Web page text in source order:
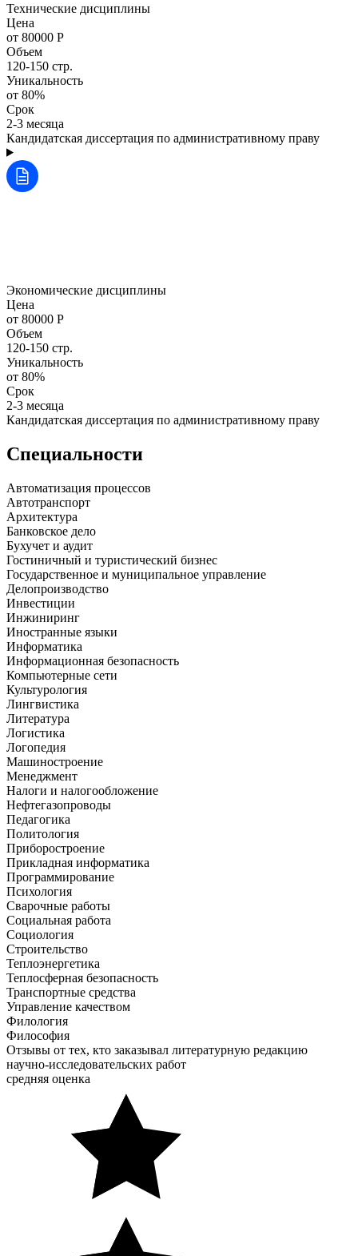
Технические дисциплины
Цена
от 80000 Р
Объем
120-150 стр.
Уникальность
от 80%
Срок
2-3 месяца
Кандидатская диссертация по административному праву
Экономические дисциплины
Цена
от 80000 Р
Объем
120-150 стр.
Уникальность
от 80%
Срок
2-3 месяца
Кандидатская диссертация по административному праву
Специальности
Автоматизация процессов
Автотранспорт
Архитектура
Банковское дело
Бухучет и аудит
Гостиничный и туристический бизнес
Государственное и муниципальное управление
Делопроизводство
Инвестиции
Инжиниринг
Иностранные языки
Информатика
Информационная безопасность
Компьютерные сети
Культурология
Лингвистика
Литература
Логистика
Логопедия
Машиностроение
Менеджмент
Налоги и налогообложение
Нефтегазопроводы
Педагогика
Политология
Приборостроение
Прикладная информатика
Программирование
Психология
Сварочные работы
Социальная работа
Социология
Строительство
Теплоэнергетика
Теплосферная безопасность
Транспортные средства
Управление качеством
Филология
Философия
Отзывы от тех, кто заказывал литературную редакцию
научно-исследовательских работ
средняя оценка